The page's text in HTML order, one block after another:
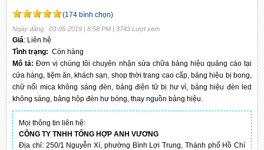
(174 bình chọn)
Ngày đăng: 03-05-2019 | 8:58 PM | 3743 Lượt xem
Giá: Liên hệ
Tình trạng: Còn hàng
Mô tả: Đơn vị chúng tôi chuyên nhận sửa chữa bảng hiệu quảng cáo tại
cửa hàng, tiệm ăn, khách sạn, shop thời trang cao cấp, bảng hiệu bị bong,
chữ nổi mica không sáng đèn, bảng điện tử bị hư vỉ, bảng hiệu đèn led
không sáng, bảng hộp đèn hư bóng, thay nguồn bảng hiệu.
Mọi thông tin liên hệ:
CÔNG TY TNHH TỔNG HỢP ANH VƯƠNG
Địa chỉ: 250/1 Nguyễn Xí, phường Bình Lợi Trung, Thành phố Hồ Chí